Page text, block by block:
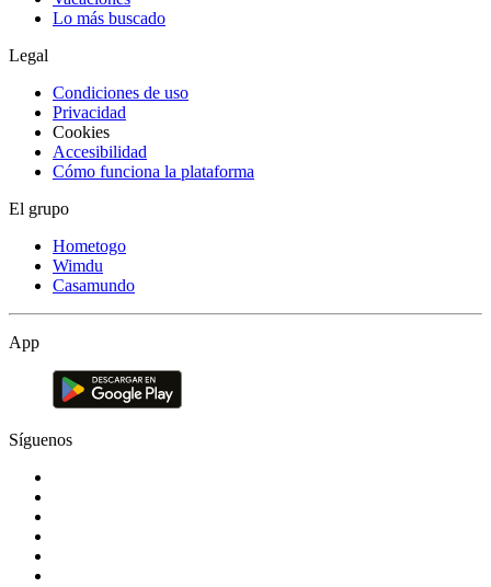
Lo más buscado
Legal
Condiciones de uso
Privacidad
Cookies
Accesibilidad
Cómo funciona la plataforma
El grupo
Hometogo
Wimdu
Casamundo
App
Síguenos